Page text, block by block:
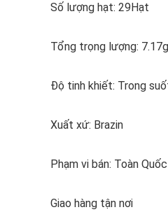
Số lượng hạt: 29Hạt
Tổng trọng lượng: 7.17g
Độ tinh khiết: Trong
Xuất xứ: Brazin
Phạm vi bán: Toàn Quốc
Giao hàng tận nơi